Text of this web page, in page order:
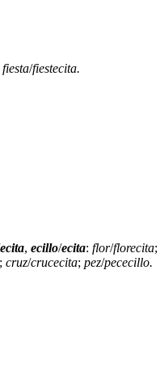
fiesta/fiestecita.
ecita, ecillo/ecita: flor/florecita;
; cruz/crucecita; pez/pececillo.